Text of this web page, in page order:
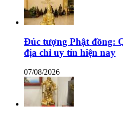
Đúc tượng Phật đồng:
địa chỉ uy tín hiện nay
07/08/2026